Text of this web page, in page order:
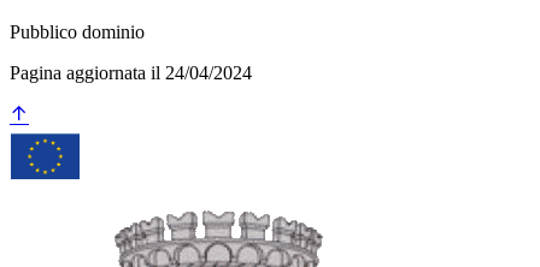
Pubblico dominio
Pagina aggiornata il 24/04/2024